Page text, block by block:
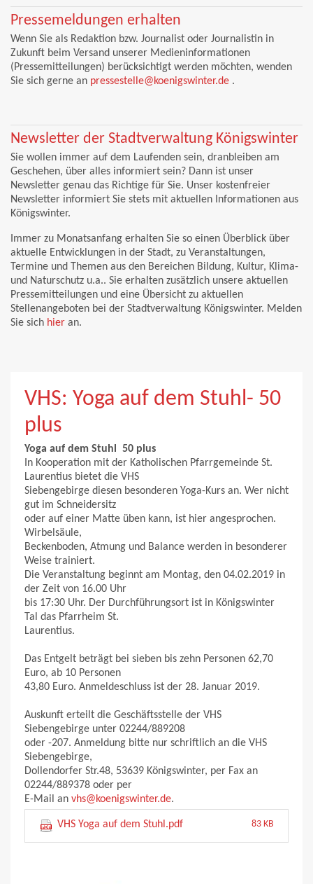
Pressemeldungen erhalten
Wenn Sie als Redaktion bzw. Journalist oder Journalistin in
Zukunft beim Versand unserer Medieninformationen
(Pressemitteilungen) berücksichtigt werden möchten, wenden
Sie sich gerne an pressestelle@koenigswinter.de .
Newsletter der Stadtverwaltung Königswinter
Sie wollen immer auf dem Laufenden sein, dranbleiben am
Geschehen, über alles informiert sein? Dann ist unser
Newsletter genau das Richtige für Sie. Unser kostenfreier
Newsletter informiert Sie stets mit aktuellen Informationen aus
Königswinter.
Immer zu Monatsanfang erhalten Sie so einen Überblick über
aktuelle Entwicklungen in der Stadt, zu Veranstaltungen,
Termine und Themen aus den Bereichen Bildung, Kultur, Klima-
und Naturschutz u.a.. Sie erhalten zusätzlich unsere aktuellen
Pressemitteilungen und eine Übersicht zu aktuellen
Stellenangeboten bei der Stadtverwaltung Königswinter. Melden
Sie sich hier an.
VHS: Yoga auf dem Stuhl- 50
plus
Yoga auf dem Stuhl  50 plus
In Kooperation mit der Katholischen Pfarrgemeinde St.
Laurentius bietet die VHS
Siebengebirge diesen besonderen Yoga-Kurs an. Wer nicht
gut im Schneidersitz
oder auf einer Matte üben kann, ist hier angesprochen.
Wirbelsäule,
Beckenboden, Atmung und Balance werden in besonderer
Weise trainiert.
Die Veranstaltung beginnt am Montag, den 04.02.2019 in
der Zeit von 16.00 Uhr
bis 17:30 Uhr. Der Durchführungsort ist in Königswinter
Tal das Pfarrheim St.
Laurentius.
Das Entgelt beträgt bei sieben bis zehn Personen 62,70
Euro, ab 10 Personen
43,80 Euro. Anmeldeschluss ist der 28. Januar 2019.
Auskunft erteilt die Geschäftsstelle der VHS
Siebengebirge unter 02244/889208
oder -207. Anmeldung bitte nur schriftlich an die VHS
Siebengebirge,
Dollendorfer Str.48, 53639 Königswinter, per Fax an
02244/889378 oder per
E-Mail an vhs@koenigswinter.de.
VHS Yoga auf dem Stuhl.pdf 83 KB